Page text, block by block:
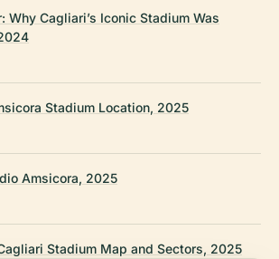
Why Cagliari’s Iconic Stadium Was
Stadium Location, 2025
Amsicora, 2025
Stadium Map and Sectors, 2025